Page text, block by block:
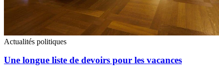
Actualités politiques
Une longue liste de devoirs pour les vacances